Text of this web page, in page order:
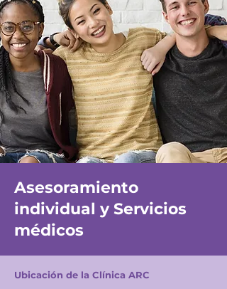
Asesoramiento
individual y Servicios
médicos
Ubicación de la Clínica ARC